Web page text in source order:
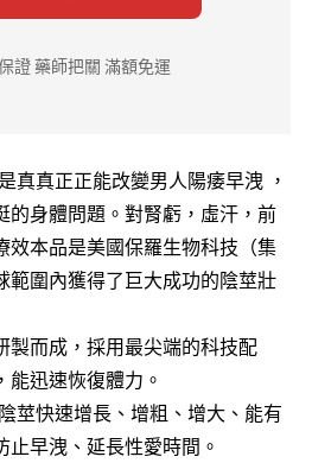
證 藥師把關 滿額免運
是真真正正能改變男人陽痿早洩 ，
的身體問題。對腎虧，虛汗，前
效本品是美國保羅生物科技（集
範圍內獲得了巨大成功的陰莖壯
製而成，採用最尖端的科技配
能迅速恢復體力。
莖快速增長、增粗、增大、能有
止早洩、延長性愛時間。